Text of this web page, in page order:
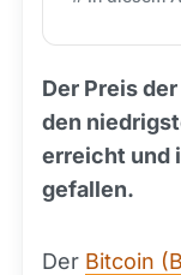
Der Preis
den
erreicht und
gefallen.
Der Bitcoin